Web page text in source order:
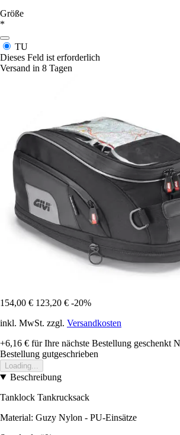
Größe
*
TU
Dieses Feld ist erforderlich
Versand in 8 Tagen
154,00 € 123,20 € -20%
inkl. MwSt. zzgl. Versandkosten
+6,16 € für Ihre nächste Bestellung geschenkt
Bestellung gutgeschrieben
Loading...
Beschreibung
Tanklock Tankrucksack
Material: Guzy Nylon - PU-Einsätze